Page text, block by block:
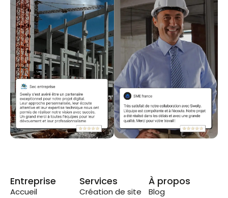
Entreprise
Accueil
Services
Création de site
À propos
Blog